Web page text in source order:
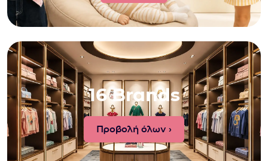
16 Brands
Προβολή όλων ›